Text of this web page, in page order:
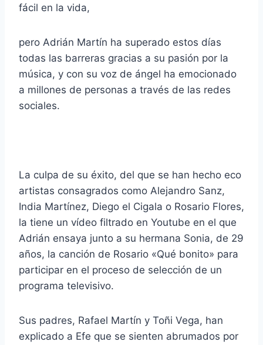
fácil en la vida,
pero Adrián Martín ha superado estos días
todas las barreras gracias a su pasión por la
música, y con su voz de ángel ha emocionado
a millones de personas a través de las redes
sociales.
La culpa de su éxito, del que se han hecho eco
artistas consagrados como Alejandro Sanz,
India Martínez, Diego el Cigala o Rosario Flores,
la tiene un vídeo filtrado en Youtube en el que
Adrián ensaya junto a su hermana Sonia, de 29
años, la canción de Rosario «Qué bonito» para
participar en el proceso de selección de un
programa televisivo.
Sus padres, Rafael Martín y Toñi Vega, han
explicado a Efe que se sienten abrumados por